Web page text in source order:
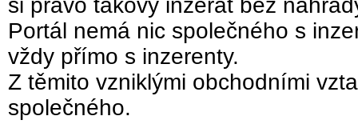
si právo takový inzerát bez
Portál nemá nic společného s
vždy přímo s inzerenty.
Z těmito vzniklými obchodními
společného.